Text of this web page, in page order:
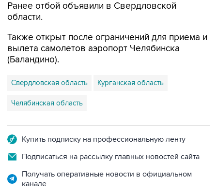
Ранее отбой объявили в Свердловской
области.
Также открыт после ограничений для приема и
вылета самолетов аэропорт Челябинска
(Баландино).
Свердловская область Курганская область
Челябинская область
Купить подписку на профессиональную ленту
Подписаться на рассылку главных новостей сайта
Получать оперативные новости в официальном
канале